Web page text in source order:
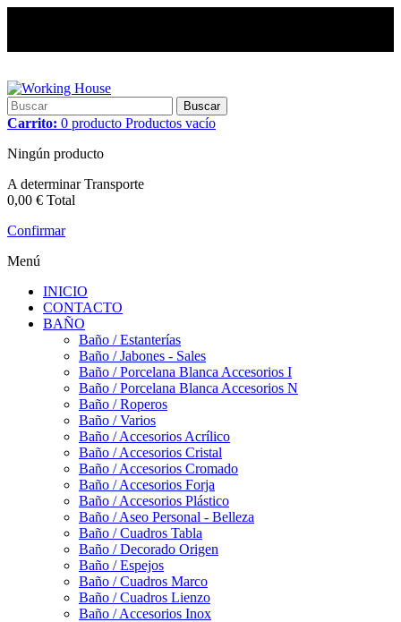
Buscar
Carrito: 0 producto Productos vacío
Ningún producto
A determinarTransporte
0,00 € Total
Confirmar
Menú
INICIO
CONTACTO
BAÑO
Baño / Estanterías
Baño / Jabones - Sales
Baño / Porcelana Blanca Accesorios I
Baño / Porcelana Blanca Accesorios N
Baño / Roperos
Baño / Varios
Baño / Accesorios Acrílico
Baño / Accesorios Cristal
Baño / Accesorios Cromado
Baño / Accesorios Forja
Baño / Accesorios Plástico
Baño / Aseo Personal - Belleza
Baño / Cuadros Tabla
Baño / Decorado Origen
Baño / Espejos
Baño / Cuadros Marco
Baño / Cuadros Lienzo
Baño / Accesorios Inox